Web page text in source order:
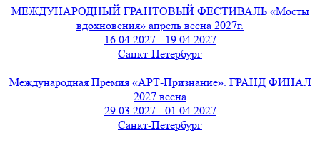
МЕЖДУНАРОДНЫЙ ГРАНТОВЫЙ ФЕСТИВАЛЬ «Мосты
вдохновения» апрель весна 2027г.
16.04.2027 - 19.04.2027
Санкт-Петербург
Международная Премия «АРТ-Признание». ГРАНД ФИНАЛ
2027 весна
29.03.2027 - 01.04.2027
Санкт-Петербург